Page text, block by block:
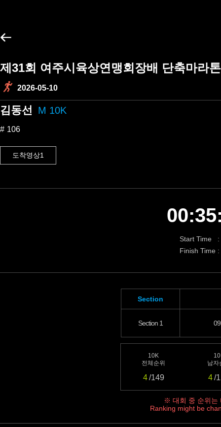
제31회 여주시육상연맹회장배 단축마라톤
2026-05-10
김동선 M 10K
106
도착영상1
Start Time :
Finish Time
Section
Section 1
10K
전체순위
4/149
남자
4 /
※ 대회 중 순위는
Ranking might be